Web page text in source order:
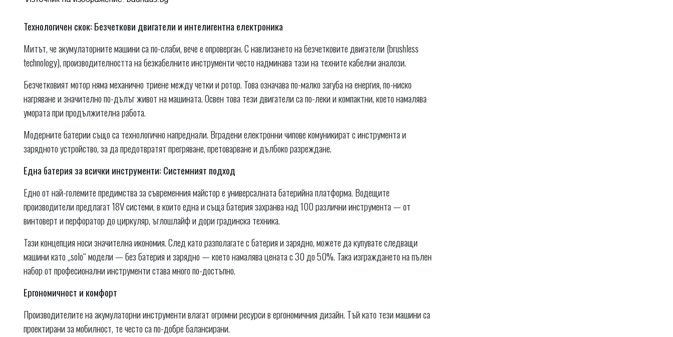
Технологичен скок: Безчеткови двигатели и интелигентна електроника
Митът, че акумулаторните машини са по-слаби, вече е опроверган. С навлизането на безчетковите двигатели (brushless
technology), производителността на безкабелните инструменти често надминава тази на техните кабелни аналози.
Безчетковият мотор няма механично триене между четки и ротор. Това означава по-малко загуба на енергия, по-ниско
нагряване и значително по-дълъг живот на машината. Освен това тези двигатели са по-леки и компактни, което намалява
умората при продължителна работа.
Модерните батерии също са технологично напреднали. Вградени електронни чипове комуникират с инструмента и
зарядното устройство, за да предотвратят прегряване, претоварване и дълбоко разреждане.
Една батерия за всички инструменти: Системният подход
Едно от най-големите предимства за съвременния майстор е универсалната батерийна платформа. Водещите
производители предлагат 18V системи, в които една и съща батерия захранва над 100 различни инструмента — от
винтоверт и перфоратор до циркуляр, ъглошлайф и дори градинска техника.
Тази концепция носи значителна икономия. След като разполагате с батерия и зарядно, можете да купувате следващи
машини като „solo“ модели — без батерия и зарядно — което намалява цената с 30 до 50%. Така изграждането на пълен
набор от професионални инструменти става много по-достъпно.
Ергономичност и комфорт
Производителите на акумулаторни инструменти влагат огромни ресурси в ергономичния дизайн. Тъй като тези машини са
проектирани за мобилност, те често са по-добре балансирани.